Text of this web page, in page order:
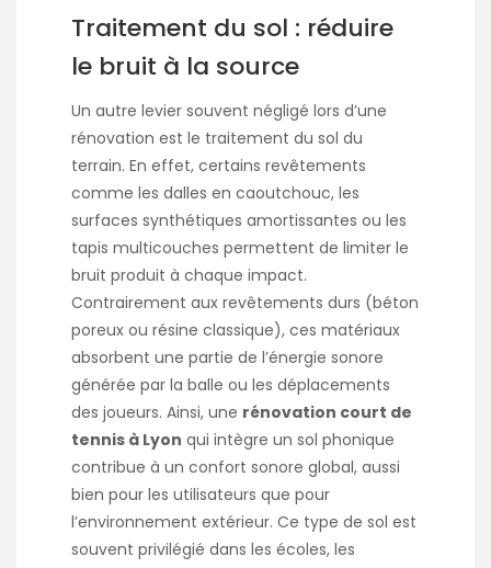
Traitement du sol : réduire
le bruit à la source
Un autre levier souvent négligé lors d’une
rénovation est le traitement du sol du
terrain. En effet, certains revêtements
comme les dalles en caoutchouc, les
surfaces synthétiques amortissantes ou les
tapis multicouches permettent de limiter le
bruit produit à chaque impact.
Contrairement aux revêtements durs (béton
poreux ou résine classique), ces matériaux
absorbent une partie de l’énergie sonore
générée par la balle ou les déplacements
des joueurs. Ainsi, une rénovation court de
tennis à Lyon qui intègre un sol phonique
contribue à un confort sonore global, aussi
bien pour les utilisateurs que pour
l’environnement extérieur. Ce type de sol est
souvent privilégié dans les écoles, les